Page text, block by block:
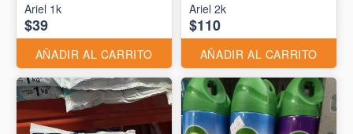
Ariel 1k
$39
AÑADIR AL CARRITO
Ariel 2k
$110
AÑADIR AL CARRITO